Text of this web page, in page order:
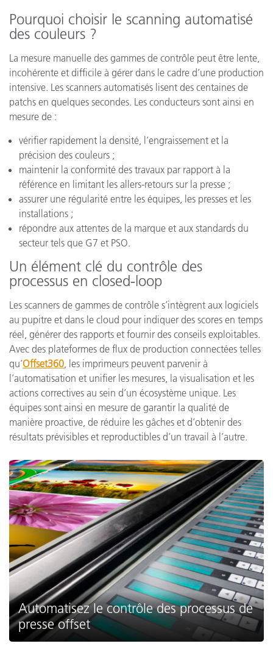
Pourquoi choisir le scanning automatisé
des couleurs ?
La mesure manuelle des gammes de contrôle peut être lente,
incohérente et difficile à gérer dans le cadre d’une production
intensive. Les scanners automatisés lisent des centaines de
patchs en quelques secondes. Les conducteurs sont ainsi en
mesure de :
vérifier rapidement la densité, l’engraissement et la
précision des couleurs ;
maintenir la conformité des travaux par rapport à la
référence en limitant les allers-retours sur la presse ;
assurer une régularité entre les équipes, les presses et les
installations ;
répondre aux attentes de la marque et aux standards du
secteur tels que G7 et PSO.
Un élément clé du contrôle des
processus en closed-loop
Les scanners de gammes de contrôle s’intègrent aux logiciels
au pupitre et dans le cloud pour indiquer des scores en temps
réel, générer des rapports et fournir des conseils exploitables.
Avec des plateformes de flux de production connectées telles
qu’Offset360 , les imprimeurs peuvent parvenir à
l’automatisation et unifier les mesures, la visualisation et les
actions correctives au sein d’un écosystème unique. Les
équipes sont ainsi en mesure de garantir la qualité de
manière proactive, de réduire les gâches et d’obtenir des
résultats prévisibles et reproductibles d’un travail à l’autre.
Automatisez le contrôle des processus de
presse offset